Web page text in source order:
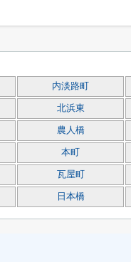
内淡路町
北浜東
農人橋
本町
瓦屋町
日本橋